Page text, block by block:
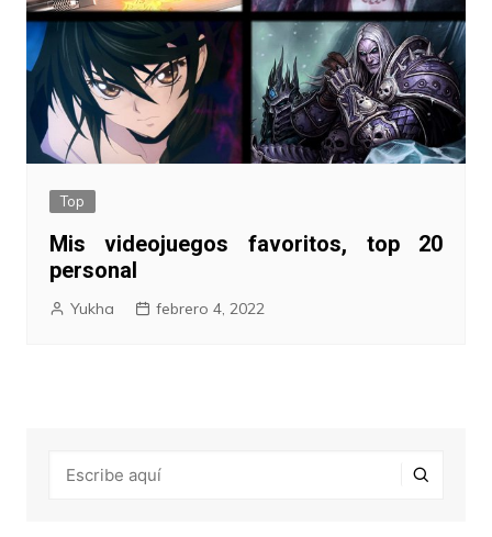
Top
Mis videojuegos favoritos, top 20
personal
Yukha febrero 4, 2022